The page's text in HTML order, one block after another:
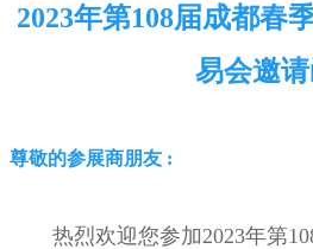
2023年第108届成都春
易会邀
尊敬的参展商朋友 :
热烈欢迎您参加2023年第